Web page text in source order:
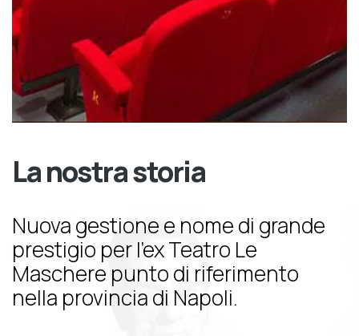
La nostra storia
Nuova gestione e nome di grande
prestigio per l’ex Teatro Le
Maschere punto di riferimento
nella provincia di Napoli.